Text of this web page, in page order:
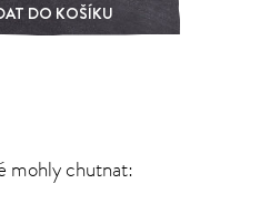
DO KOŠÍKU
mohly chutnat: